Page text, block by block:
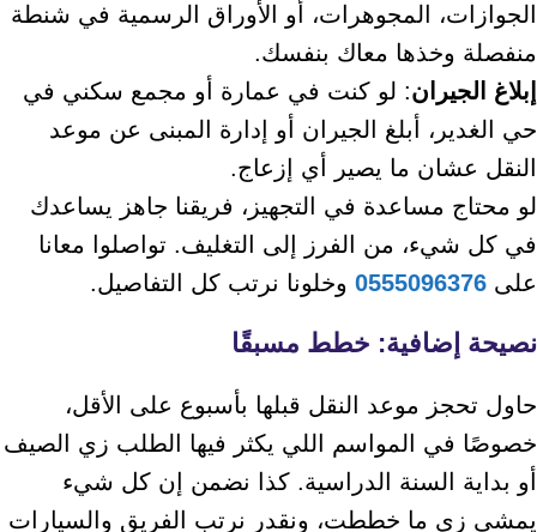
الجوازات، المجوهرات، أو الأوراق الرسمية في شنطة
منفصلة وخذها معاك بنفسك.
إبلاغ الجيران: لو كنت في عمارة أو مجمع سكني في
حي الغدير، أبلغ الجيران أو إدارة المبنى عن موعد
النقل عشان ما يصير أي إزعاج.
لو محتاج مساعدة في التجهيز، فريقنا جاهز يساعدك
في كل شيء، من الفرز إلى التغليف. تواصلوا معانا
على 0555096376 وخلونا نرتب كل التفاصيل.
نصيحة إضافية: خطط مسبقًا
حاول تحجز موعد النقل قبلها بأسبوع على الأقل،
خصوصًا في المواسم اللي يكثر فيها الطلب زي الصيف
أو بداية السنة الدراسية. كذا نضمن إن كل شيء
يمشي زي ما خططت، ونقدر نرتب الفريق والسيارات